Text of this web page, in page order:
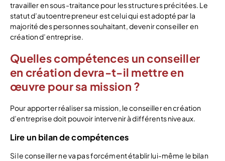
travailler en sous-traitance pour les structures précitées. Le
statut d’autoentrepreneur est celui qui est adopté par la
majorité des personnes souhaitant, devenir conseiller en
création d’entreprise.
Quelles compétences un conseiller
en création devra-t-il mettre en
œuvre pour sa mission ?
Pour apporter réaliser sa mission, le conseiller en création
d’entreprise doit pouvoir intervenir à différents niveaux.
Lire un bilan de compétences
Si le conseiller ne va pas forcément établir lui-même le bilan